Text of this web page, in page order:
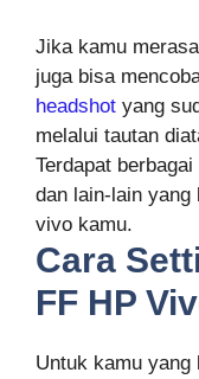
Jika kamu
juga bisa
headshot yang
melalui tautan
Terdapat
dan lain-lain yang
vivo kamu.
Cara
FF HP
Untuk kamu